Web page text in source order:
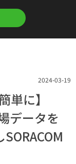
2024-03-19
単に】
データを